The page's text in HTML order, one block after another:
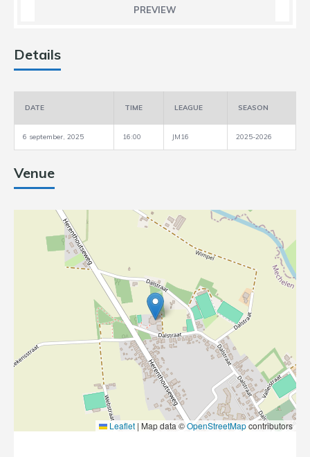
PREVIEW
Details
DATE TIME LEAGUE SEASON
6 september, 2025 16:00 JM16 2025-2026
Venue
Leaflet | Map data ©OpenStreetMapcontributors